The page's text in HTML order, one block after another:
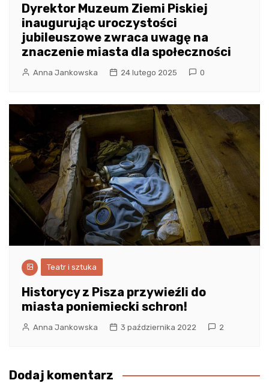
Dyrektor Muzeum Ziemi Piskiej
inaugurując uroczystości
jubileuszowe zwraca uwagę na
znaczenie miasta dla społeczności
Anna Jankowska 24 lutego 2025 0
Teatr i sztuka
Historycy z Pisza przywieźli do
miasta poniemiecki schron!
Anna Jankowska 3 października 2022 2
Dodaj komentarz